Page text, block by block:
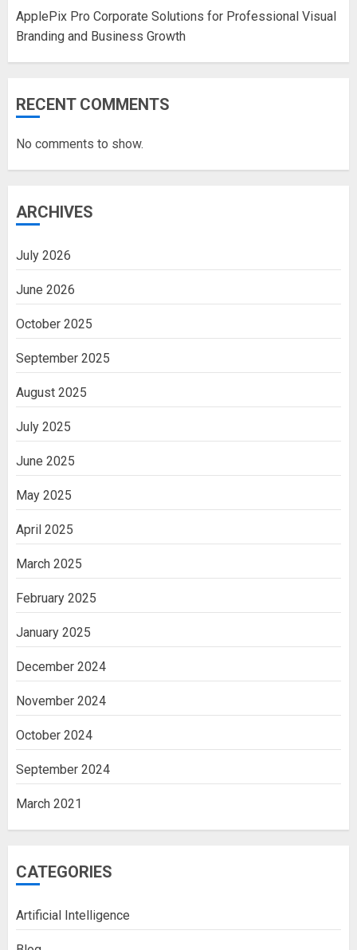
ApplePix Pro Corporate Solutions for Professional Visual
Branding and Business Growth
RECENT COMMENTS
No comments to show.
ARCHIVES
July 2026
June 2026
October 2025
September 2025
August 2025
July 2025
June 2025
May 2025
April 2025
March 2025
February 2025
January 2025
December 2024
November 2024
October 2024
September 2024
March 2021
CATEGORIES
Artificial Intelligence